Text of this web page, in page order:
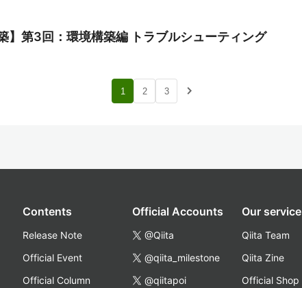
】第3回：環境構築編 トラブルシューティング
1 2 3 navigate_next
Contents
Release Note
Official Event
Official Column
Official Accounts
@Qiita
@qiita_milestone
@qiitapoi
Our service
Qiita Team
Qiita Zine
Official Shop